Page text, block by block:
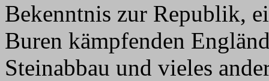
Bekenntnis zur Republik,
Buren kämpfenden
Steinabbau und vieles